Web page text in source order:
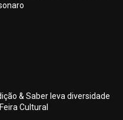
& Saber leva diversidade
Cultural